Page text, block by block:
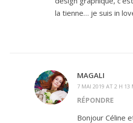
la tienne… je suis in
MAGALI
7 MAI 2019 AT 2 H 13
RÉPONDRE
Bonjour Céline